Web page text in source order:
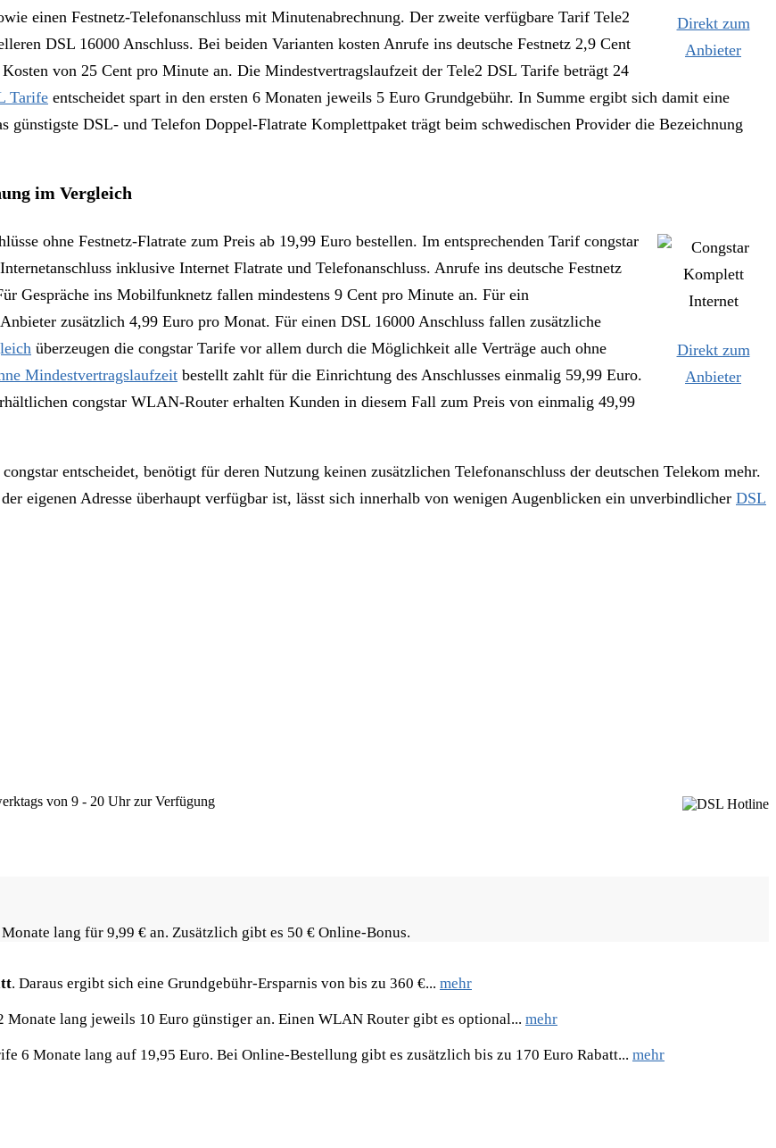
Direkt zum
Anbieter
einen Festnetz-Telefonanschluss mit Minutenabrechnung. Der zweite verfügbare Tarif Tele2
DSL 16000 Anschluss. Bei beiden Varianten kosten Anrufe ins deutsche Festnetz 2,9 Cent
von 25 Cent pro Minute an. Die Mindestvertragslaufzeit der Tele2 DSL Tarife beträgt 24
Tarife entscheidet spart in den ersten 6 Monaten jeweils 5 Euro Grundgebühr. In Summe ergibt sich damit eine
günstigste DSL- und Telefon Doppel-Flatrate Komplettpaket trägt beim schwedischen Provider die Bezeichnung
im Vergleich
Direkt zum
Anbieter
ohne Festnetz-Flatrate zum Preis ab 19,99 Euro bestellen. Im entsprechenden Tarif congstar
inklusive Internet Flatrate und Telefonanschluss. Anrufe ins deutsche Festnetz
Gespräche ins Mobilfunknetz fallen mindestens 9 Cent pro Minute an. Für ein
zusätzlich 4,99 Euro pro Monat. Für einen DSL 16000 Anschluss fallen zusätzliche
überzeugen die congstar Tarife vor allem durch die Möglichkeit alle Verträge auch ohne
Mindestvertragslaufzeit bestellt zahlt für die Einrichtung des Anschlusses einmalig 59,99 Euro.
congstar WLAN-Router erhalten Kunden in diesem Fall zum Preis von einmalig 49,99
entscheidet, benötigt für deren Nutzung keinen zusätzlichen Telefonanschluss der deutschen Telekom mehr.
eigenen Adresse überhaupt verfügbar ist, lässt sich innerhalb von wenigen Augenblicken ein unverbindlicher DSL
von 9 - 20 Uhr zur Verfügung
lang für 9,99 € an. Zusätzlich gibt es 50 € Online-Bonus.
. Daraus ergibt sich eine Grundgebühr-Ersparnis von bis zu 360 €... mehr
lang jeweils 10 Euro günstiger an. Einen WLAN Router gibt es optional... mehr
6 Monate lang auf 19,95 Euro. Bei Online-Bestellung gibt es zusätzlich bis zu 170 Euro Rabatt... mehr